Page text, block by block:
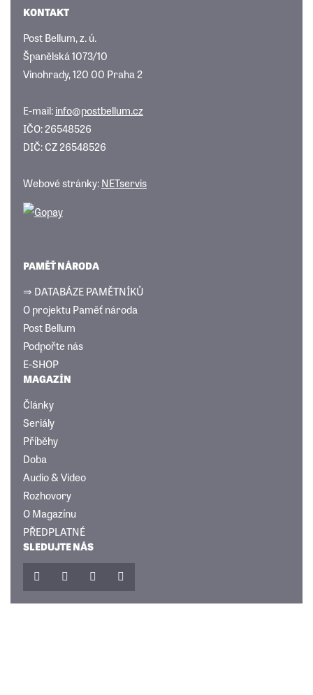
KONTAKT
Post Bellum, z. ú.
Španělská 1073/10
Vinohrady, 120 00 Praha 2
E-mail:info@postbellum.cz
IČO: 26548526
DIČ: CZ 26548526
Webové stránky:NETservis
PAMĚŤ NÁRODA
⇒ DATABÁZE PAMĚTNÍKŮ
O projektu Paměť národa
Post Bellum
Podpořte nás
E-SHOP
MAGAZÍN
Články
Seriály
Příběhy
Doba
Audio & Video
Rozhovory
O Magazínu
PŘEDPLATNÉ
SLEDUJTE NÁS